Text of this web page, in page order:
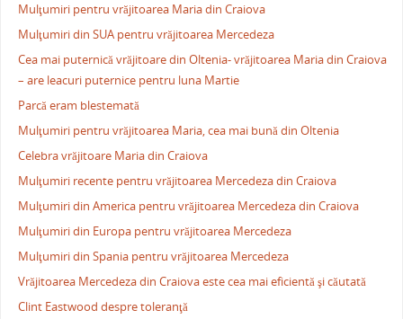
Mulţumiri pentru vrăjitoarea Maria din Craiova
Mulţumiri din SUA pentru vrăjitoarea Mercedeza
Cea mai puternică vrăjitoare din Oltenia- vrăjitoarea Maria din Craiova
– are leacuri puternice pentru luna Martie
Parcă eram blestemată
Mulţumiri pentru vrăjitoarea Maria, cea mai bună din Oltenia
Celebra vrăjitoare Maria din Craiova
Mulţumiri recente pentru vrăjitoarea Mercedeza din Craiova
Mulţumiri din America pentru vrăjitoarea Mercedeza din Craiova
Mulţumiri din Europa pentru vrăjitoarea Mercedeza
Mulţumiri din Spania pentru vrăjitoarea Mercedeza
Vrăjitoarea Mercedeza din Craiova este cea mai eficientă şi căutată
Clint Eastwood despre toleranţă